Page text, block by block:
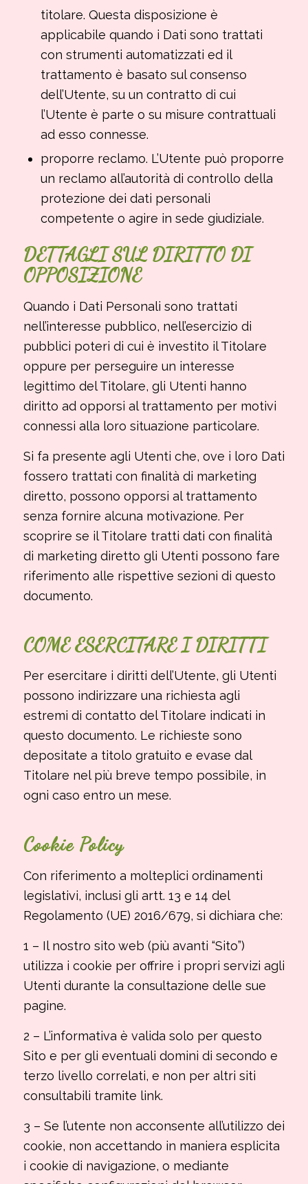
titolare. Questa disposizione è
applicabile quando i Dati sono trattati
con strumenti automatizzati ed il
trattamento è basato sul consenso
dell’Utente, su un contratto di cui
l’Utente è parte o su misure contrattuali
ad esso connesse.
proporre reclamo. L’Utente può proporre
un reclamo all’autorità di controllo della
protezione dei dati personali
competente o agire in sede giudiziale.
DETTAGLI SUL DIRITTO DI
OPPOSIZIONE
Quando i Dati Personali sono trattati
nell’interesse pubblico, nell’esercizio di
pubblici poteri di cui è investito il Titolare
oppure per perseguire un interesse
legittimo del Titolare, gli Utenti hanno
diritto ad opporsi al trattamento per motivi
connessi alla loro situazione particolare.
Si fa presente agli Utenti che, ove i loro Dati
fossero trattati con finalità di marketing
diretto, possono opporsi al trattamento
senza fornire alcuna motivazione. Per
scoprire se il Titolare tratti dati con finalità
di marketing diretto gli Utenti possono fare
riferimento alle rispettive sezioni di questo
documento.
COME ESERCITARE I DIRITTI
Per esercitare i diritti dell’Utente, gli Utenti
possono indirizzare una richiesta agli
estremi di contatto del Titolare indicati in
questo documento. Le richieste sono
depositate a titolo gratuito e evase dal
Titolare nel più breve tempo possibile, in
ogni caso entro un mese.
Cookie Policy
Con riferimento a molteplici ordinamenti
legislativi, inclusi gli artt. 13 e 14 del
Regolamento (UE) 2016/679, si dichiara che:
1 – Il nostro sito web (più avanti “Sito”)
utilizza i cookie per offrire i propri servizi agli
Utenti durante la consultazione delle sue
pagine.
2 – L’informativa è valida solo per questo
Sito e per gli eventuali domini di secondo e
terzo livello correlati, e non per altri siti
consultabili tramite link.
3 – Se l’utente non acconsente all’utilizzo dei
cookie, non accettando in maniera esplicita
i cookie di navigazione, o mediante